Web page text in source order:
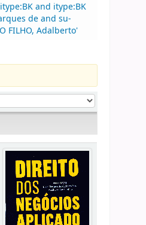
and itype:BK
de and su-
FILHO, Adalberto'